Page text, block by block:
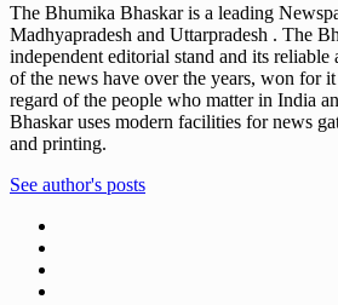
The Bhumika Bhaskar is a leading
Madhyapradesh and Uttarpradesh . The
independent editorial stand and its reliable
of the news have over the years, won for
regard of the people who matter in India
Bhaskar uses modern facilities for news
and printing.
See author's posts